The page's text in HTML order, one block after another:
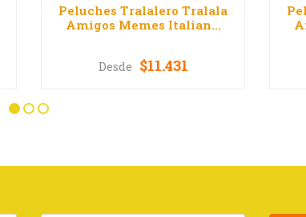
Peluches Tralalero Tralala
Amigos Memes Italian...
VER OPCIONES
Desde $11.431